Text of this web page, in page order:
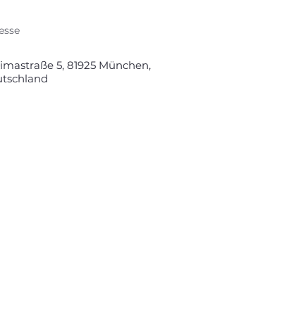
5, 81925 München,